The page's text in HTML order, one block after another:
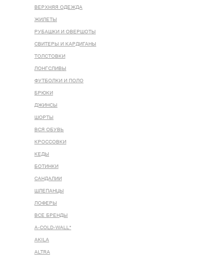
ВЕРХНЯЯ ОДЕЖДА
ЖИЛЕТЫ
РУБАШКИ И ОВЕРШОТЫ
СВИТЕРЫ И КАРДИГАНЫ
ТОЛСТОВКИ
ЛОНГСЛИВЫ
ФУТБОЛКИ И ПОЛО
БРЮКИ
ДЖИНСЫ
ШОРТЫ
ВСЯ ОБУВЬ
КРОССОВКИ
КЕДЫ
БОТИНКИ
САНДАЛИИ
ШЛЕПАНЦЫ
ЛОФЕРЫ
ВСЕ БРЕНДЫ
A-COLD-WALL*
AKILA
ALTRA